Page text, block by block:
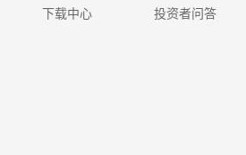
下载中心
投资者问答